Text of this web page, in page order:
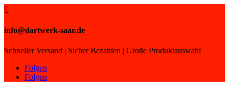

info@dartwerk-saar.de
Schneller Versand | Sicher Bezahlen | Große Produktauswahl
Folgen
Folgen